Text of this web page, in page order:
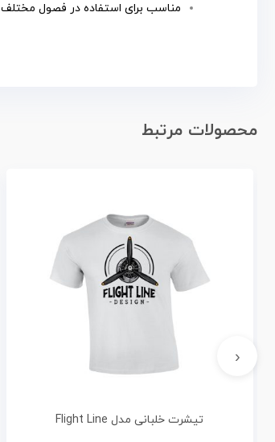
مناسب برای استفاده در فصول مختلف
محصولات مرتبط
تیشرت خلبانی مدل Flight Line
‹